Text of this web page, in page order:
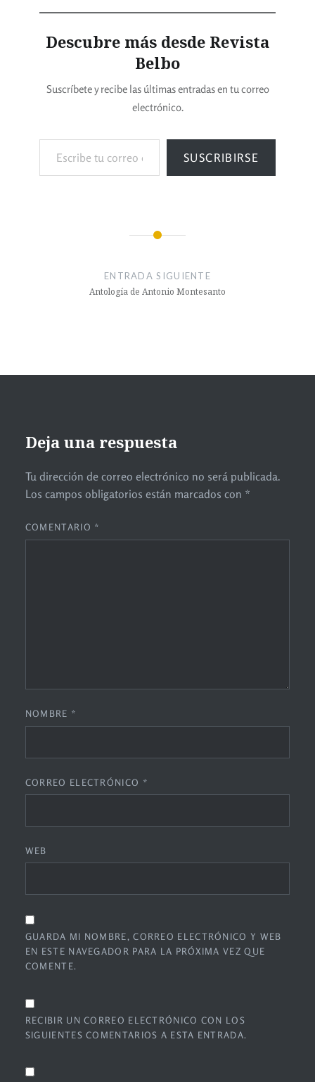
Descubre más desde Revista
Belbo
Suscríbete y recibe las últimas entradas en tu correo
electrónico.
SUSCRIBIRSE
ENTRADA SIGUIENTE
Antología de Antonio Montesanto
Deja una respuesta
Tu dirección de correo electrónico no será publicada.
Los campos obligatorios están marcados con *
COMENTARIO *
NOMBRE *
CORREO ELECTRÓNICO *
WEB
GUARDA MI NOMBRE, CORREO ELECTRÓNICO Y WEB
EN ESTE NAVEGADOR PARA LA PRÓXIMA VEZ QUE
COMENTE.
RECIBIR UN CORREO ELECTRÓNICO CON LOS
SIGUIENTES COMENTARIOS A ESTA ENTRADA.